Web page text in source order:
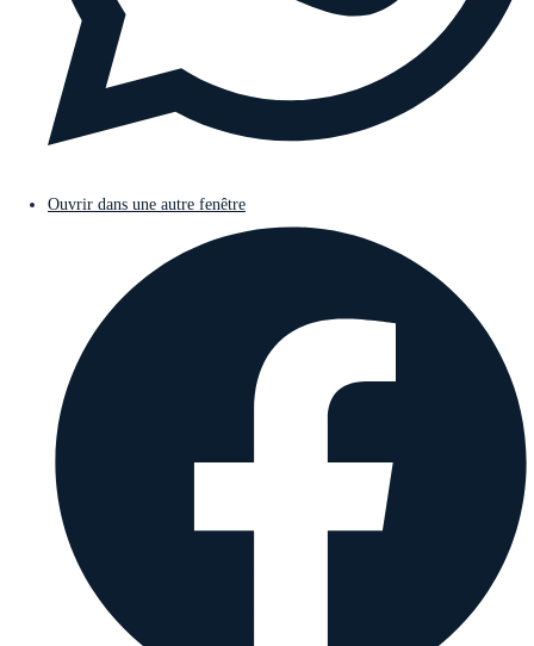
Ouvrir dans une autre fenêtre